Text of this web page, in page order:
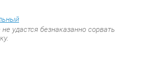
удастся безнаказанно сорвать